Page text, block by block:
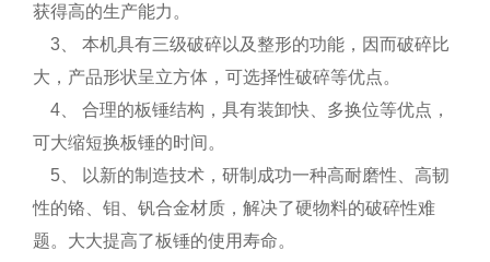
获得高的生产能力。
3、 本机具有三级破碎以及整形的功能，因而破碎比
大，产品形状呈立方体，可选择性破碎等优点。
4、 合理的板锤结构，具有装卸快、多换位等优点，
可大缩短换板锤的时间。
5、 以新的制造技术，研制成功一种高耐磨性、高韧
性的铬、钼、钒合金材质，解决了硬物料的破碎性难
题。大大提高了板锤的使用寿命。